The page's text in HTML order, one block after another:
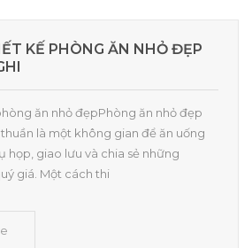
KẾ PHÒNG ĂN NHỎ ĐẸP
ăn nhỏ đẹpPhòng ăn nhỏ đẹp
là một không gian để ăn uống
họp, giao lưu và chia sẻ những
giá. Một cách thi